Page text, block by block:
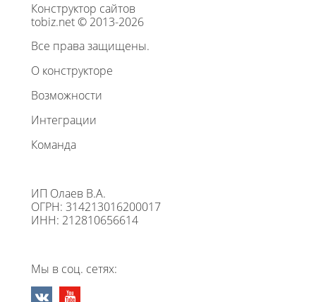
Конструктор сайтов
tobiz.net © 2013-2026
Все права защищены.
О конструкторе
Возможности
Интеграции
Команда
ИП Олаев В.А.
ОГРН: 314213016200017
ИНН: 212810656614
Мы в соц. сетях: